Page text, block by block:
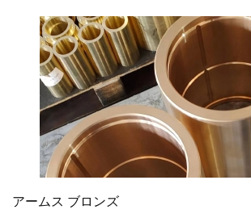
アームス ブロンズ